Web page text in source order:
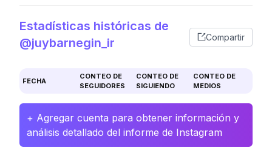
Estadísticas históricas de
@juybarnegin_ir
Compartir
FECHA
CONTEO DE
SEGUIDORES
CONTEO DE
SIGUIENDO
CONTEO DE
MEDIOS
+ Agregar cuenta para obtener información y
análisis detallado del informe de Instagram